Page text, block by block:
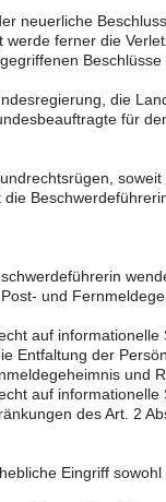
neuerliche
werde ferner die
die
für
soweit
die
und
auf
Entfaltung der
und
auf
des Art. 2
Eingriff